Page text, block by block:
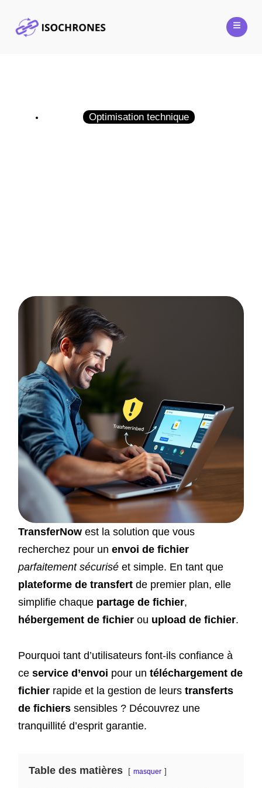
Optimisation technique
TransferNowest la solution que vous
recherchez pour un envoi de fichier
parfaitement sécuriséet simple. En tant que
plateforme de transfertde premier plan, elle
simplifie chaque partage de fichier,
hébergement de fichierou upload de fichier.
Pourquoi tant d’utilisateurs font-ils confiance à
ce service d’envoi pour un téléchargement de
fichierrapide et la gestion de leurs transferts
de fichierssensibles ? Découvrez une
tranquillité d’esprit garantie.
Table des matières masquer